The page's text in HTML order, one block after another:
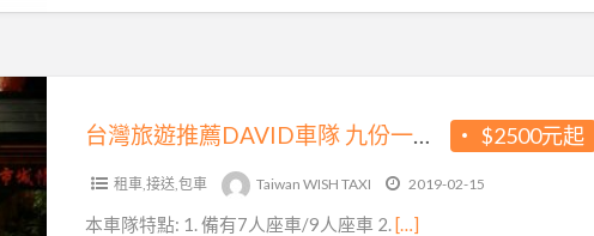
$2500元起
台灣旅遊推薦DAVID車隊 九份一日遊 讓您開心遊台灣~
租車,接送,包車 Taiwan WISH TAXI 2019-02-15
本車隊特點: 1. 備有7人座車/9人座車 2.[…]